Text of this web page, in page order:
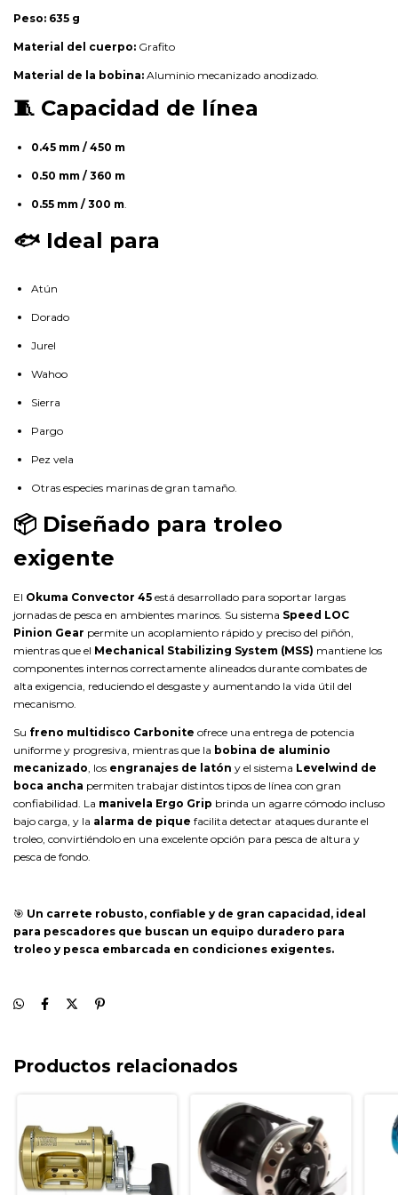
Peso: 635 g
Material del cuerpo: Grafito
Material de la bobina: Aluminio mecanizado anodizado.
🧵 Capacidad de línea
0.45 mm / 450 m
0.50 mm / 360 m
0.55 mm / 300 m.
🐟 Ideal para
Atún
Dorado
Jurel
Wahoo
Sierra
Pargo
Pez vela
Otras especies marinas de gran tamaño.
📦 Diseñado para troleo
exigente
El Okuma Convector 45 está desarrollado para soportar largas
jornadas de pesca en ambientes marinos. Su sistema Speed LOC
Pinion Gear permite un acoplamiento rápido y preciso del piñón,
mientras que el Mechanical Stabilizing System (MSS) mantiene los
componentes internos correctamente alineados durante combates de
alta exigencia, reduciendo el desgaste y aumentando la vida útil del
mecanismo.
Su freno multidisco Carbonite ofrece una entrega de potencia
uniforme y progresiva, mientras que la bobina de aluminio
mecanizado, los engranajes de latón y el sistema Levelwind de
boca ancha permiten trabajar distintos tipos de línea con gran
confiabilidad. La manivela Ergo Grip brinda un agarre cómodo incluso
bajo carga, y la alarma de pique facilita detectar ataques durante el
troleo, convirtiéndolo en una excelente opción para pesca de altura y
pesca de fondo.
🎯 Un carrete robusto, confiable y de gran capacidad, ideal
para pescadores que buscan un equipo duradero para
troleo y pesca embarcada en condiciones exigentes.
Productos relacionados